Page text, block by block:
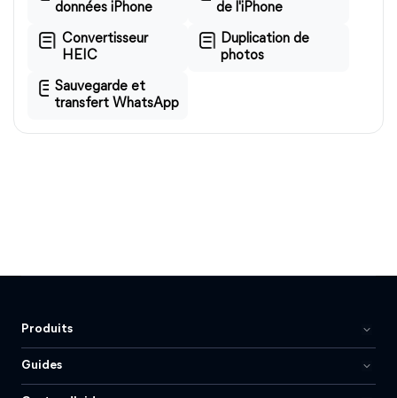
données iPhone
de l'iPhone
Convertisseur
HEIC
Duplication de
photos
Sauvegarde et
transfert WhatsApp
Produits
Guides